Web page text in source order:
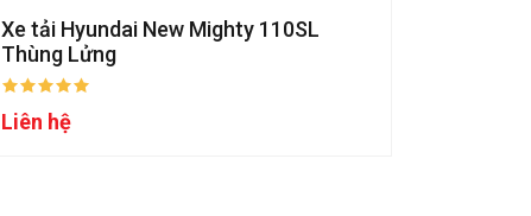
Xe tải Hyundai New Mighty 110SL
Thùng Lửng
Liên hệ